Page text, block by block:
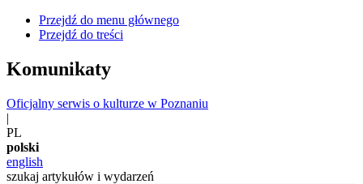
Przejdź do menu głównego
Przejdź do treści
Komunikaty
Oficjalny serwis o kulturze w Poznaniu
|
PL
polski
english
szukaj artykułów i wydarzeń